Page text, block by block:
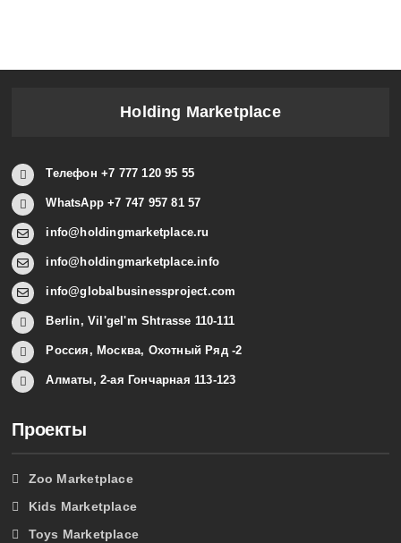
Holding Marketplace
Телефон +7 777 120 95 55
WhatsApp +7 747 957 81 57
info@holdingmarketplace.ru
info@holdingmarketplace.info
info@globalbusinessproject.com
Berlin, Vil'gel'm Shtrasse 110-111
Россия, Москва, Охотный Ряд -2
Алматы, 2-ая Гончарная 113-123
Проекты
Zoo Marketplace
Kids Marketplace
Toys Marketplace